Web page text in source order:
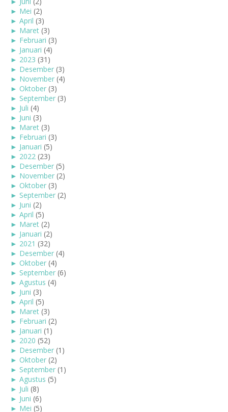
► Mei (2)
► April (3)
► Maret (3)
► Februari (3)
► Januari (4)
► 2023 (31)
► Desember (3)
► November (4)
► Oktober (3)
► September (3)
► Juli (4)
► Juni (3)
► Maret (3)
► Februari (3)
► Januari (5)
► 2022 (23)
► Desember (5)
► November (2)
► Oktober (3)
► September (2)
► Juni (2)
► April (5)
► Maret (2)
► Januari (2)
► 2021 (32)
► Desember (4)
► Oktober (4)
► September (6)
► Agustus (4)
► Juni (3)
► April (5)
► Maret (3)
► Februari (2)
► Januari (1)
► 2020 (52)
► Desember (1)
► Oktober (2)
► September (1)
► Agustus (5)
► Juli (8)
► Juni (6)
► Mei (5)